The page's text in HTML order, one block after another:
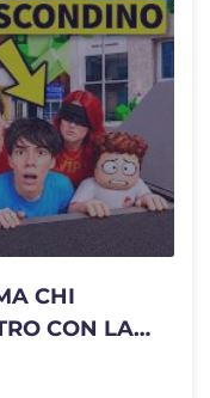
CHI
CON LA